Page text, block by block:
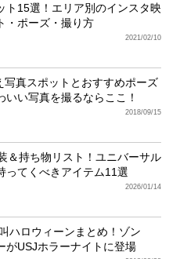
ト15選！エリア別のインスタ映
・ポーズ・撮り方
2021/02/10
写真スポットとおすすめポーズ
いい写真を撮るならここ！
2018/09/15
＆持ち物リスト！ユニバーサル
ってくべきアイテム11選
2026/01/14
ハロウィーンまとめ！ゾン
がUSJホラーナイトに登場